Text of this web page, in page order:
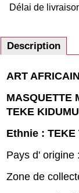
Délai de
Description
ART
MASQUETTE
TEKE KIDUMU
Ethnie :
Pays d' origine
Zone de